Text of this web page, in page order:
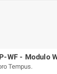
WF - Modulo
Tempus.